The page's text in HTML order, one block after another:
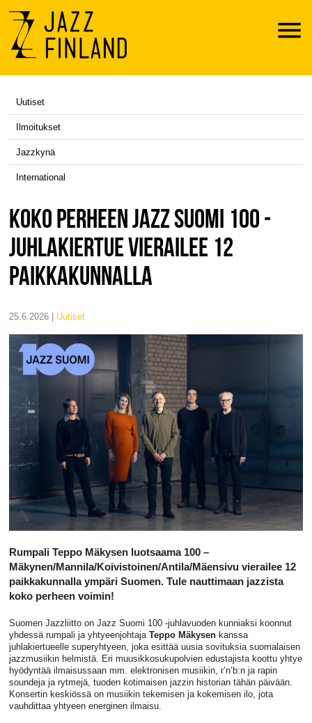
Menu
Uutiset
Ilmoitukset
Jazzkynä
International
KOKO PERHEEN JAZZ SUOMI 100 -
JUHLAKIERTUE VIERAILEE 12
PAIKKAKUNNALLA
25.6.2026 | uutiset
Rumpali Teppo Mäkysen luotsaama 100 –
Mäkynen/Mannila/Koivistoinen/Antila/Mäensivu vierailee 12
paikkakunnalla ympäri Suomen. Tule nauttimaan jazzista
koko perheen voimin!
Suomen Jazzliitto on Jazz Suomi 100 -juhlavuoden kunniaksi koonnut
yhdessä rumpali ja yhtyeenjohtaja Teppo Mäkysenkanssa
juhlakiertueelle superyhtyeen, joka esittää uusia sovituksia suomalaisen
jazzmusiikin helmistä. Eri muusikkosukupolvien edustajista koottu yhtye
hyödyntää ilmaisussaan mm. elektronisen musiikin, r’n’b:n ja rapin
soundeja ja rytmejä, tuoden kotimaisen jazzin historian tähän päivään.
Konsertin keskiössä on musiikin tekemisen ja kokemisen ilo, jota
vauhdittaa yhtyeen energinen ilmaisu.